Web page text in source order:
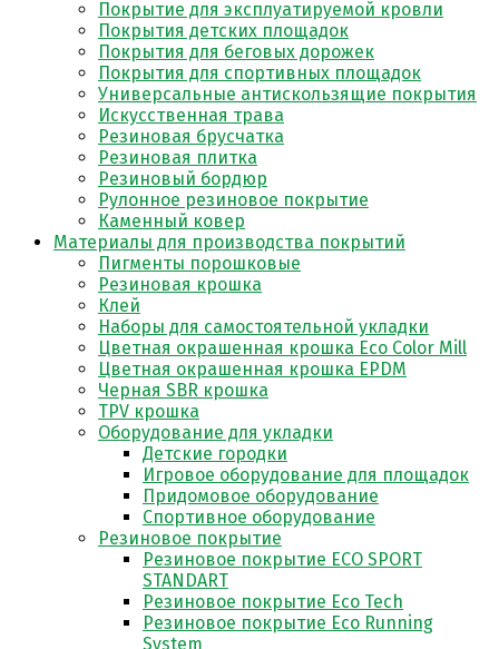
Покрытие для эксплуатируемой кровли
Покрытия детских площадок
Покрытия для беговых дорожек
Покрытия для спортивных площадок
Универсальные антискользящие покрытия
Искусственная трава
Резиновая брусчатка
Резиновая плитка
Резиновый бордюр
Рулонное резиновое покрытие
Каменный ковер
Материалы для производства покрытий
Пигменты порошковые
Резиновая крошка
Клей
Наборы для самостоятельной укладки
Цветная окрашенная крошка Eco Color Mill
Цветная окрашенная крошка EPDM
Черная SBR крошка
TPV крошка
Оборудование для укладки
Детские городки
Игровое оборудование для площадок
Придомовое оборудование
Спортивное оборудование
Резиновое покрытие
Резиновое покрытие ECO SPORT
STANDART
Резиновое покрытие Eco Tech
Резиновое покрытие Eco Running
System